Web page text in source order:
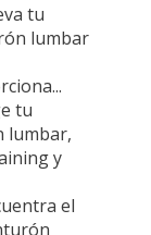
tu
lumbar
tu
lumbar,
y
el